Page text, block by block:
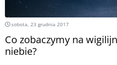
sobota, 23 grudnia 2017
Co zobaczymy na
niebie?